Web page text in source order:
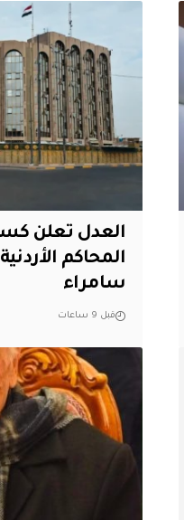
العدل تعلن
المحاكم
سامراء
قبل 9 ساعات